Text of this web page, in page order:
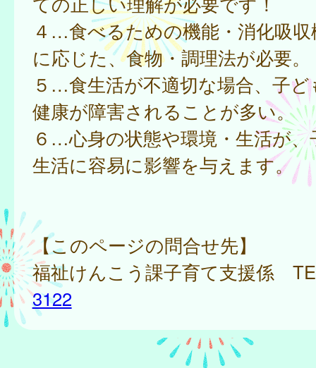
４…食べるための機能・消化吸
に応じた、食物・調理法が必要。
５…食生活が不適切な場合、子
健康が障害されることが多い。
６…心身の状態や環境・生活が
生活に容易に影響を与えます。
【このページの問合せ先】
福祉けんこう課子育て支援係
3122